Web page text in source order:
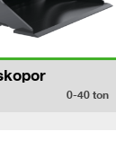
0-40ton